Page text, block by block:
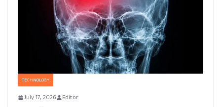
TECHNOLOGY
July 17, 2026 Editor